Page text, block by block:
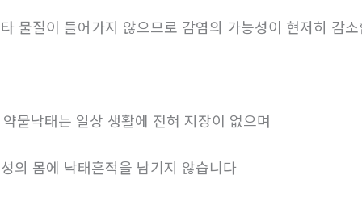
물질이 들어가지 않으므로 감염의 가능성이 현저히 감
물낙태는 일상 생활에 전혀 지장이 없으며
의 몸에 낙태흔적을 남기지 않습니다